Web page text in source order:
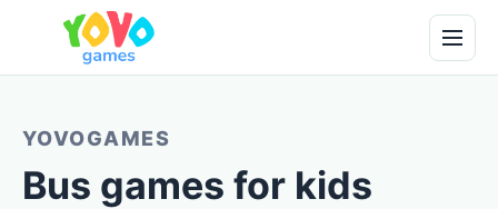
YOVOGAMES
Bus games for kids